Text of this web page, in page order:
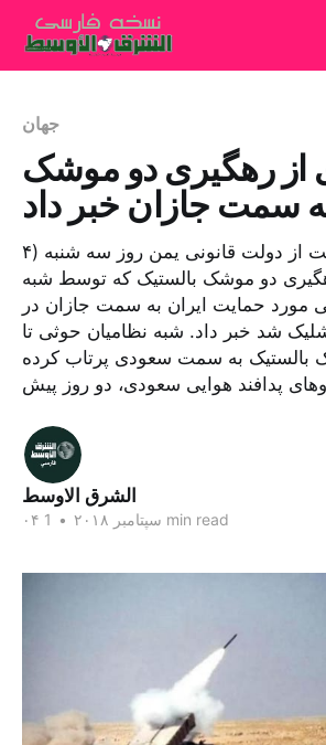
جهان
از رهگیری دو موشک
سمت جازان خبر داد
ائتلاف حمایت از دولت قانونی یمن روز سه شنبه (۴
دو موشک بالستیک که توسط شبه
مورد حمایت ایران به سمت جازان در
شد خبر داد. شبه نظامیان حوثی تا
موشک بالستیک به سمت سعودی پرتاب کرده
الشرق الاوسط
۰۴ سپتامبر ۲۰۱۸ • 1 min read